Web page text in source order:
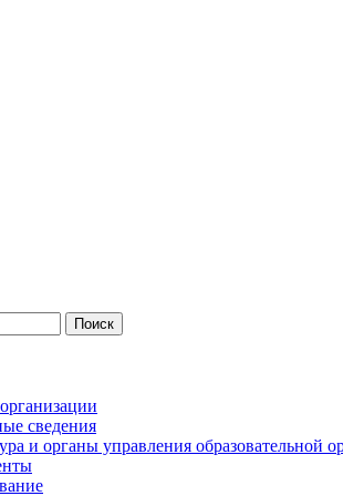
сведения
и органы управления образовательной